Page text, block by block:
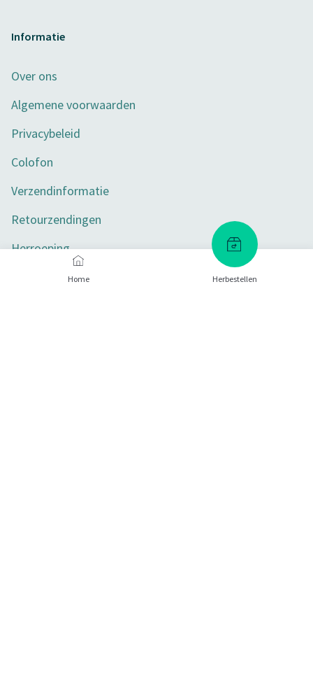
Home Herbestellen
Informatie
Over ons
Algemene voorwaarden
Privacybeleid
Colofon
Verzendinformatie
Retourzendingen
Herroeping
Toegankelijkheid